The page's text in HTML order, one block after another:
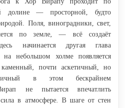
долине — просторной, будто
Поля, виноградники, свет,
по земле, — всё создаёт
начинается другая глава
небольшом холме появляется
каменный, почти аскетичный, но
в этом бескрайнем
не пытается впечатлить
в атмосфере. В шаге от стен